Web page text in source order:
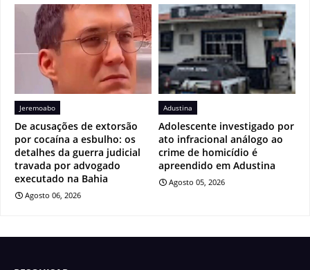
Jeremoabo
De acusações de extorsão
por cocaína a esbulho: os
detalhes da guerra judicial
travada por advogado
executado na Bahia
Agosto 06, 2026
Adustina
Adolescente investigado por
ato infracional análogo ao
crime de homicídio é
apreendido em Adustina
Agosto 05, 2026